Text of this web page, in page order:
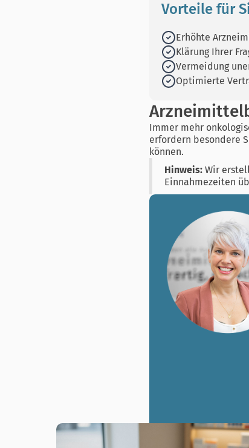
Vorteile für
Erhöhte
Klärung Ihrer
Vermeidung
Optimierte
Immer mehr
erfordern besondere
können.
Hinweis: Wir
Einnahmezeiten